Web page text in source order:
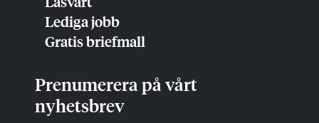
Lediga jobb
Gratis briefmall
Prenumerera på vårt
nyhetsbrev